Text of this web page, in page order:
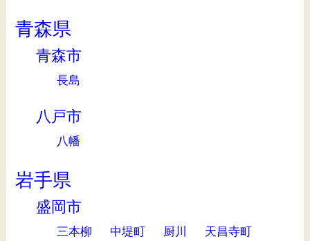
青森県
青森市
長島
八戸市
八幡
岩手県
盛岡市
三本柳 中堤町 厨川
天昌寺町